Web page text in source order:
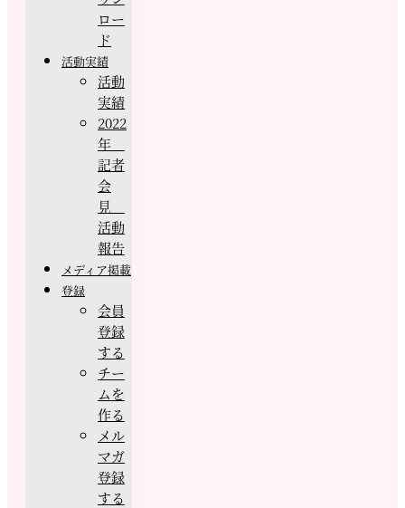
ロー
ド
活動実績
活動
実績
2022
年
記者
会
見
活動
報告
メディア掲載
登録
会員
登録
する
チー
ムを
作る
メル
マガ
登録
する